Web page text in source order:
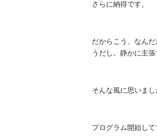
さらに納得です。
だからこう、なん
うだし。静かに主
そんな風に思いまし
プログラム開始し